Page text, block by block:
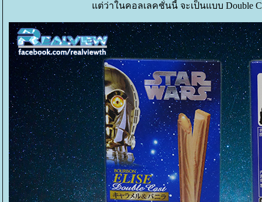
ต่ว่าในคอลเลคชั่นนี้ จะเป็นแบบ Double